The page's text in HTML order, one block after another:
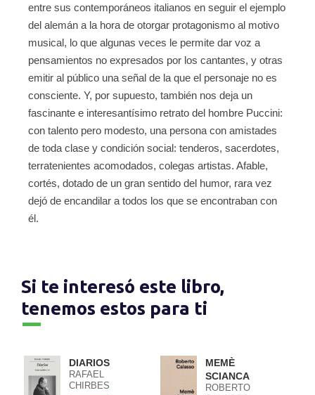
entre sus contemporáneos italianos en seguir el ejemplo
del alemán a la hora de otorgar protagonismo al motivo
musical, lo que algunas veces le permite dar voz a
pensamientos no expresados por los cantantes, y otras
emitir al público una señal de la que el personaje no es
consciente. Y, por supuesto, también nos deja un
fascinante e interesantísimo retrato del hombre Puccini:
con talento pero modesto, una persona con amistades
de toda clase y condición social: tenderos, sacerdotes,
terratenientes acomodados, colegas artistas. Afable,
cortés, dotado de un gran sentido del humor, rara vez
dejó de encandilar a todos los que se encontraban con
él.
Si te interesó este libro,
tenemos estos para ti
DIARIOS
RAFAEL
CHIRBES
MEMÈ
SCIANCA
ROBERTO